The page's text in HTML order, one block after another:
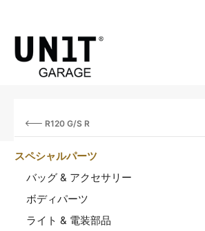
R120 G/S R
スペシャルパーツ
バッグ & アクセサリー
ボディパーツ
ライト & 電装部品